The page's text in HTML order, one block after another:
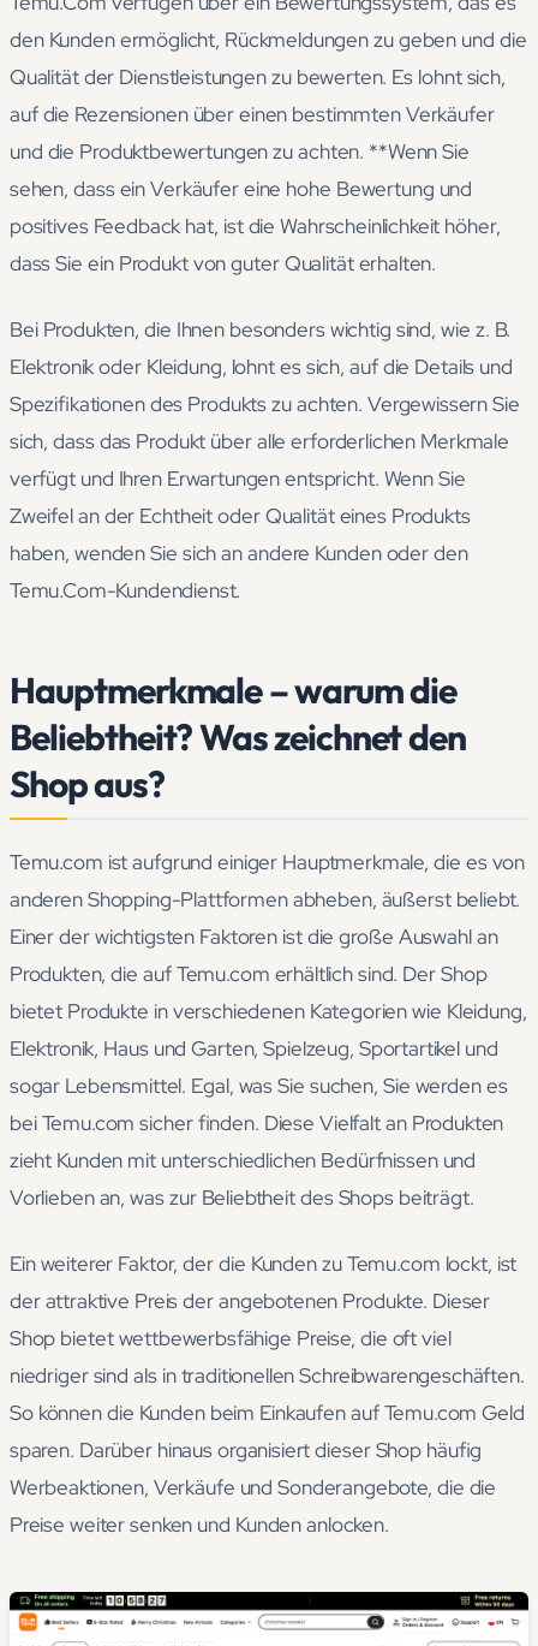
den Kunden ermöglicht, Rückmeldungen zu geben und die
Qualität der Dienstleistungen zu bewerten. Es lohnt sich,
auf die Rezensionen über einen bestimmten Verkäufer
und die Produktbewertungen zu achten. **Wenn Sie
sehen, dass ein Verkäufer eine hohe Bewertung und
positives Feedback hat, ist die Wahrscheinlichkeit höher,
dass Sie ein Produkt von guter Qualität erhalten.
Bei Produkten, die Ihnen besonders wichtig sind, wie z. B.
Elektronik oder Kleidung, lohnt es sich, auf die Details und
Spezifikationen des Produkts zu achten. Vergewissern Sie
sich, dass das Produkt über alle erforderlichen Merkmale
verfügt und Ihren Erwartungen entspricht. Wenn Sie
Zweifel an der Echtheit oder Qualität eines Produkts
haben, wenden Sie sich an andere Kunden oder den
Temu.Com-Kundendienst.
Hauptmerkmale – warum die
Beliebtheit? Was zeichnet den
Shop aus?
Temu.com ist aufgrund einiger Hauptmerkmale, die es von
anderen Shopping-Plattformen abheben, äußerst beliebt.
Einer der wichtigsten Faktoren ist die große Auswahl an
Produkten, die auf Temu.com erhältlich sind. Der Shop
bietet Produkte in verschiedenen Kategorien wie Kleidung,
Elektronik, Haus und Garten, Spielzeug, Sportartikel und
sogar Lebensmittel. Egal, was Sie suchen, Sie werden es
bei Temu.com sicher finden. Diese Vielfalt an Produkten
zieht Kunden mit unterschiedlichen Bedürfnissen und
Vorlieben an, was zur Beliebtheit des Shops beiträgt.
Ein weiterer Faktor, der die Kunden zu Temu.com lockt, ist
der attraktive Preis der angebotenen Produkte. Dieser
Shop bietet wettbewerbsfähige Preise, die oft viel
niedriger sind als in traditionellen Schreibwarengeschäften.
So können die Kunden beim Einkaufen auf Temu.com Geld
sparen. Darüber hinaus organisiert dieser Shop häufig
Werbeaktionen, Verkäufe und Sonderangebote, die die
Preise weiter senken und Kunden anlocken.